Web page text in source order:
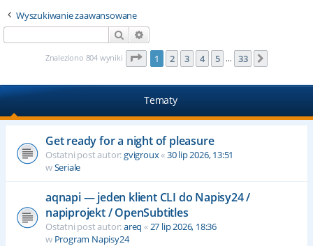
Wyszukiwanie zaawansowane
Szukaj
Znaleziono 804 wyniki Strona1 z33
1 2 3 4 5 … 33
Tematy
Get ready for a night of pleasure
Ostatni post autor:gvigroux«30 lip 2026, 13:51
wSeriale
aqnapi — jeden klient CLI do Napisy24 /
napiprojekt / OpenSubtitles
Ostatni post autor:areq « 27 lip 2026, 18:36
w Program Napisy24